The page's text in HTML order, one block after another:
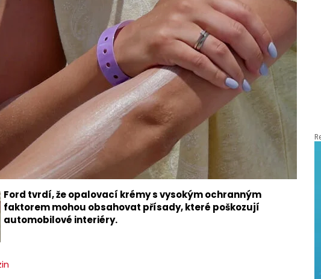
Ford tvrdí, že opalovací krémy s vysokým ochranným
faktorem mohou obsahovat přísady, které poškozují
automobilové interiéry.